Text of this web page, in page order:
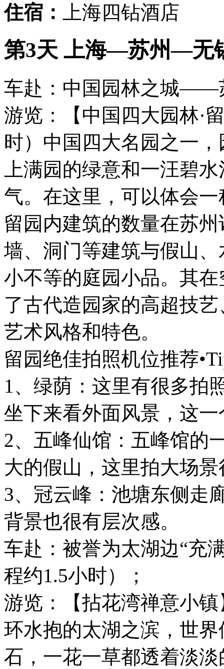
住宿： 上海四钻酒店
第3天 上海—苏州—无
车赴：中国园林之城——
游览：【中国四大园林·
时）中国四大名园之一
上满园的绿意和一汪碧
气。在这里，可以体会
留园内建筑的数量在苏
墙、洞门等建筑与假山
小不等的庭园小品。其
了古代造园家的高超技
艺术风格和特色。
留园绝佳拍照机位推荐
1、绿荫：这里有很多拍
坐下来看外面风景，这
2、五峰仙馆：五峰馆的
大的假山，这里拍大场
3、冠云峰：池塘东侧走
背景也很有层次感。
车赴：被誉为太湖边“充
程约1.5小时）；
游览：【拈花湾禅意小
环水抱的太湖之滨，世
石，一花一草都透着淡